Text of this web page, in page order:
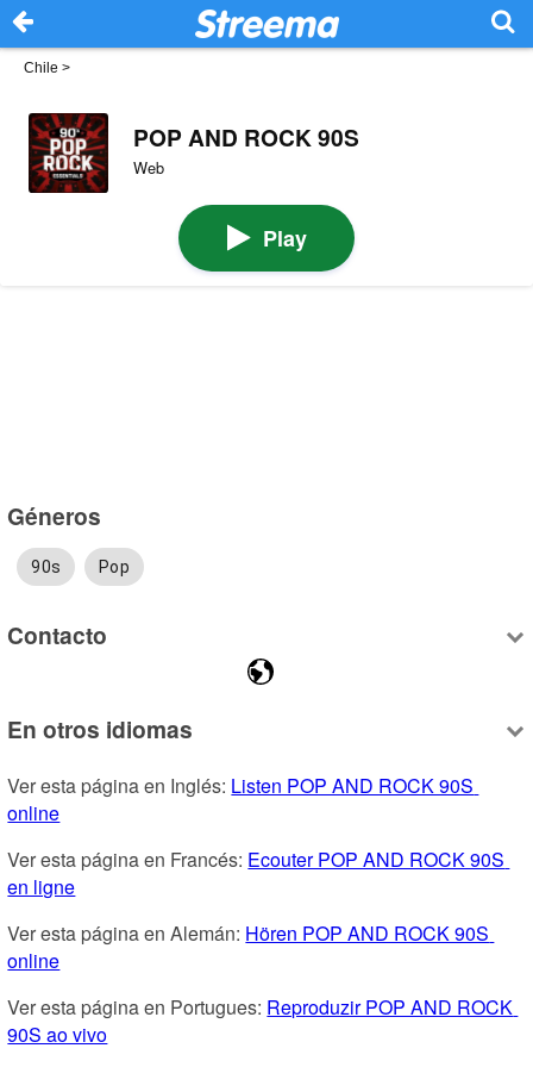
Chile >
POP AND ROCK 90S
Web
Play
Géneros
90s Pop
Contacto
En otros idiomas
Ver esta página en Inglés: Listen POP AND ROCK 90S
online
Ver esta página en Francés: Ecouter POP AND ROCK 90S
en ligne
Ver esta página en Alemán: Hören POP AND ROCK 90S
online
Ver esta página en Portugues: Reproduzir POP AND ROCK
90S ao vivo